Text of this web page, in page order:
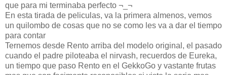
que para mi terminaba perfecto ¬_¬
En esta tirada de peliculas, va la primera almenos, vemos
un quilombo de cosas que no se como les va a dar el tiempo
para contar
Ternemos desde Rento arriba del modelo original, el pasado
cuando el padre piloteaba el nirvash, recuerdos de Eureka,
un tiempo que paso Rento en el GekkoGo y vastante frutas